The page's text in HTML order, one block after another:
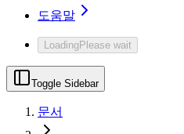
도움말
LoadingPlease wait
Toggle Sidebar
문서